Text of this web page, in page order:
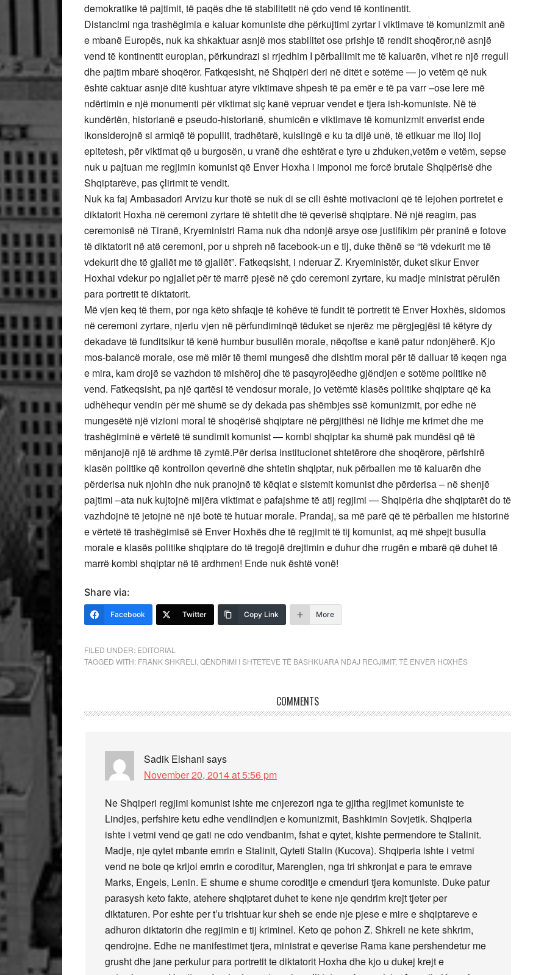
demokratike të pajtimit, të paqës dhe të stabilitetit në çdo vend të kontinentit.
Distancimi nga trashëgimia e kaluar komuniste dhe përkujtimi zyrtar i viktimave të komunizmit anë
e mbanë Europës, nuk ka shkaktuar asnjë mos stabilitet ose prishje të rendit shoqëror,në asnjë
vend të kontinentit europian, përkundrazi si rrjedhim I përballimit me të kaluarën, vihet re një rregull
dhe pajtim mbarë shoqëror. Fatkqesisht, në Shqipëri deri në ditët e sotëme — jo vetëm që nuk
është caktuar asnjë ditë kushtuar atyre viktimave shpesh të pa emër e të pa varr –ose lere më
ndërtimin e një monumenti për viktimat siç kanë vepruar vendet e tjera ish-komuniste. Në të
kundërtën, historianë e pseudo-historianë, shumicën e viktimave të komunizmit enverist ende
ikonsiderojnë si armiqë të popullit, tradhëtarë, kuislingë e ku ta dijë unë, të etikuar me lloj lloj
epitetesh, për viktimat që u burgosën, u vranë dhe eshtërat e tyre u zhduken,vetëm e vetëm, sepse
nuk u pajtuan me regjimin komunist që Enver Hoxha i imponoi me forcë brutale Shqipërisë dhe
Shqiptarëve, pas çlirimit të vendit.
Nuk ka faj Ambasadori Arvizu kur thotë se nuk di se cili është motivacioni që të lejohen portretet e
diktatorit Hoxha në ceremoni zyrtare të shtetit dhe të qeverisë shqiptare. Në një reagim, pas
ceremonisë në Tiranë, Kryeministri Rama nuk dha ndonjë arsye ose justifikim për praninë e fotove
të diktatorit në atë ceremoni, por u shpreh në facebook-un e tij, duke thënë se “të vdekurit me të
vdekurit dhe të gjallët me të gjallët”. Fatkeqsisht, i nderuar Z. Kryeministër, duket sikur Enver
Hoxhai vdekur po ngjallet për të marrë pjesë në çdo ceremoni zyrtare, ku madje ministrat përulën
para portretit të diktatorit.
Më vjen keq të them, por nga këto shfaqje të kohëve të fundit të portretit të Enver Hoxhës, sidomos
në ceremoni zyrtare, njeriu vjen në përfundiminqë tëduket se njerëz me përgjegjësi të këtyre dy
dekadave të funditsikur të kenë humbur busullën morale, nëqoftse e kanë patur ndonjëherë. Kjo
mos-balancë morale, ose më miër të themi mungesë dhe dlshtim moral për të dalluar të keqen nga
e mira, kam drojë se vazhdon të mishëroj dhe të pasqyrojëedhe gjëndjen e sotëme politike në
vend. Fatkeqsisht, pa një qartësi të vendosur morale, jo vetëmtë klasës politike shqiptare që ka
udhëhequr vendin për më shumë se dy dekada pas shëmbjes ssë komunizmit, por edhe në
mungesëtë një vizioni moral të shoqërisë shqiptare në përgjithësi në lidhje me krimet dhe me
trashëgiminë e vërtetë të sundimit komunist — kombi shqiptar ka shumë pak mundësi që të
mënjanojë një të ardhme të zymtë.Për derisa institucionet shtetërore dhe shoqërore, përfshirë
klasën politike që kontrollon qeverinë dhe shtetin shqiptar, nuk përballen me të kaluarën dhe
përderisa nuk njohin dhe nuk pranojnë të këqiat e sistemit komunist dhe përderisa – në shenjë
pajtimi –ata nuk kujtojnë mijëra viktimat e pafajshme të atij regjimi — Shqipëria dhe shqiptarët do të
vazhdojnë të jetojnë në një botë të hutuar morale. Prandaj, sa më parë që të përballen me historinë
e vërtetë të trashëgimisë së Enver Hoxhës dhe të regjimit të tij komunist, aq më shpejt busulla
morale e klasës politike shqiptare do të tregojë drejtimin e duhur dhe rrugën e mbarë që duhet të
marrë kombi shqiptar në të ardhmen! Ende nuk është vonë!
Share via:
Facebook Twitter Copy Link More
FILED UNDER: EDITORIAL
TAGGED WITH: FRANK SHKRELI QËNDRIMI I SHTETEVE TË BASHKUARA NDAJ REGJIMIT, TË ENVER HOXHËS
COMMENTS
Sadik Elshani says
November 20, 2014 at 5:56 pm
Ne Shqiperi regjimi komunist ishte me cnjerezori nga te gjitha regjimet komuniste te
Lindjes, perfshire ketu edhe vendlindjen e komunizmit, Bashkimin Sovjetik. Shqiperia
ishte i vetmi vend qe gati ne cdo vendbanim, fshat e qytet, kishte permendore te Stalinit.
Madje, nje qytet mbante emrin e Stalinit, Qyteti Stalin (Kucova). Shqiperia ishte i vetmi
vend ne bote qe krijoi emrin e coroditur, Marenglen, nga tri shkronjat e para te emrave
Marks, Engels, Lenin. E shume e shume coroditje e cmenduri tjera komuniste. Duke patur
parasysh keto fakte, atehere shqiptaret duhet te kene nje qendrim krejt tjeter per
diktaturen. Por eshte per t’u trishtuar kur sheh se ende nje pjese e mire e shqiptareve e
adhuron diktatorin dhe regjimin e tij kriminel. Keto qe pohon Z. Shkreli ne kete shkrim,
qendrojne. Edhe ne manifestimet tjera, ministrat e qeverise Rama kane pershendetur me
grusht dhe jane perkulur para portretit te diktatorit Hoxha dhe kjo u dukej krejt e